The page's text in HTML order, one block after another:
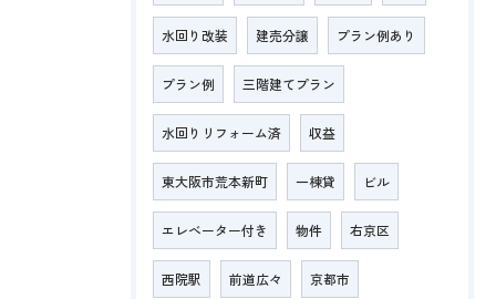
水回り改装 建売分譲 プラン例あり
プラン例 三階建てプラン
水回りリフォーム済 収益
東大阪市荒本新町 一棟貸 ビル
エレベーター付き 物件 右京区
西院駅 前道広々 京都市